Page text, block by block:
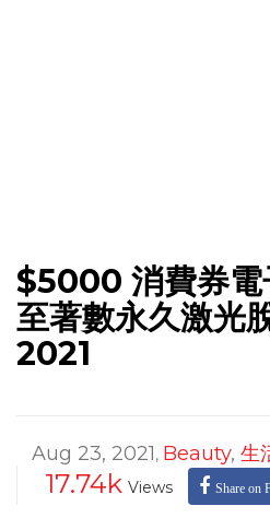
$5000 消費券電
至著數永久激光
2021
Aug 23, 2021, Beauty, 生
17.74k Views Share on